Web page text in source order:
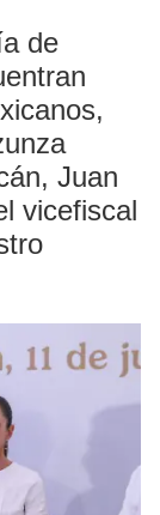
de
Juan
vicefiscal